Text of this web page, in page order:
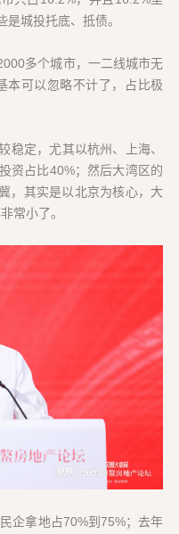
城投托底、抵债。
多个城市，一二线城市无
本可以忽略不计了，占比极
稳定，尤其以杭州、上海、
资占比40%；然后大湾区的
，其实是以北京为核心，大
常小了。
企拿地占70%到75%；去年